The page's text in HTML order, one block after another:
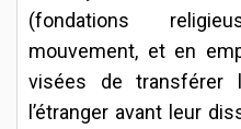
(fondations
mouvement, et en
visées de
l’étranger avant leur